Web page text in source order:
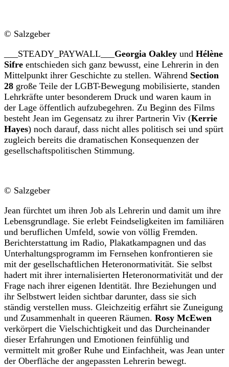
© Salzgeber
___STEADY_PAYWALL___ Georgia Oakley und Hélène
Sifre entschieden sich ganz bewusst, eine Lehrerin in den
Mittelpunkt ihrer Geschichte zu stellen. Während Section
28 große Teile der LGBT-Bewegung mobilisierte, standen
Lehrkräfte unter besonderem Druck und waren kaum in
der Lage öffentlich aufzubegehren. Zu Beginn des Films
besteht Jean im Gegensatz zu ihrer Partnerin Viv (Kerrie
Hayes) noch darauf, dass nicht alles politisch sei und spürt
zugleich bereits die dramatischen Konsequenzen der
gesellschaftspolitischen Stimmung.
© Salzgeber
Jean fürchtet um ihren Job als Lehrerin und damit um ihre
Lebensgrundlage. Sie erlebt Feindseligkeiten im familiären
und beruflichen Umfeld, sowie von völlig Fremden.
Berichterstattung im Radio, Plakatkampagnen und das
Unterhaltungsprogramm im Fernsehen konfrontieren sie
mit der gesellschaftlichen Heteronormativität. Sie selbst
hadert mit ihrer internalisierten Heteronormativität und der
Frage nach ihrer eigenen Identität. Ihre Beziehungen und
ihr Selbstwert leiden sichtbar darunter, dass sie sich
ständig verstellen muss. Gleichzeitig erfährt sie Zuneigung
und Zusammenhalt in queeren Räumen. Rosy McEwen
verkörpert die Vielschichtigkeit und das Durcheinander
dieser Erfahrungen und Emotionen feinfühlig und
vermittelt mit großer Ruhe und Einfachheit, was Jean unter
der Oberfläche der angepassten Lehrerin bewegt.